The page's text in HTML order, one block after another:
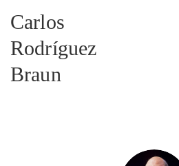
Carlos
Rodríguez
Braun